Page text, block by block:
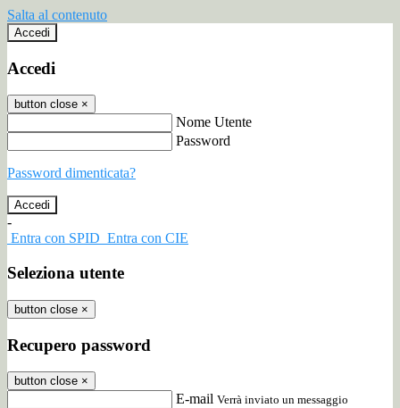
Salta al contenuto
Accedi
Accedi
button close ×
Nome Utente
Password
Password dimenticata?
-
Entra con SPID Entra con CIE
Seleziona utente
button close ×
Recupero password
button close ×
E-mail Verrà inviato un messaggio